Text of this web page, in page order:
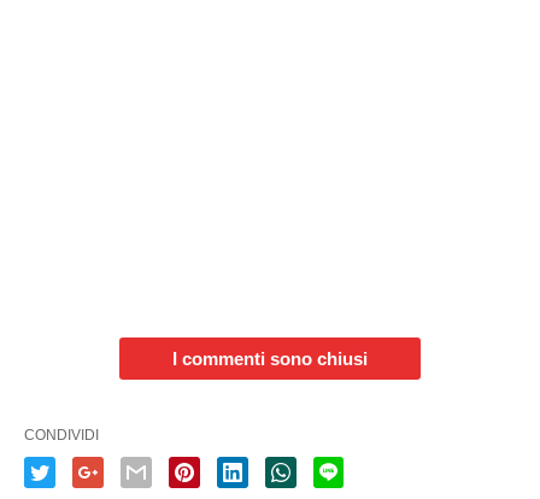
I commenti sono chiusi
CONDIVIDI